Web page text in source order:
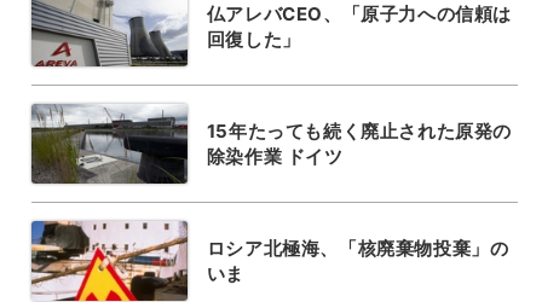
仏アレバCEO、「原子力への信頼は
回復した」
15年たっても続く廃止された原発の
除染作業 ドイツ
ロシア北極海、「核廃棄物投棄」の
いま